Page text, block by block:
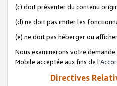
(c) doit présenter du contenu
(d) ne doit pas imiter les
(e) ne doit pas héberger ou
Nous examinerons votre
Mobile acceptée aux fins de l'
Directives